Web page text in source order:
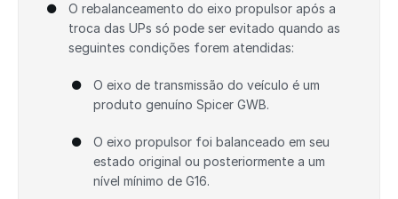
O rebalanceamento do eixo propulsor após a
troca das UPs só pode ser evitado quando as
seguintes condições forem atendidas:
O eixo de transmissão do veículo é um
produto genuíno Spicer GWB.
O eixo propulsor foi balanceado em seu
estado original ou posteriormente a um
nível mínimo de G16.